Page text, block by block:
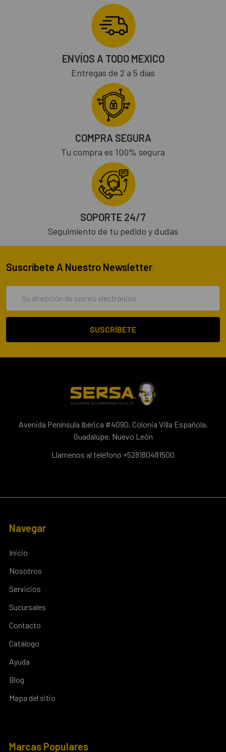
ENVÍOS A TODO MEXICO
Entregas de 2 a 5 días
COMPRA SEGURA
Tu compra es 100% segura
SOPORTE 24/7
Seguimiento de tu pedido y dudas
Suscríbete A Nuestro Newsletter
correo
Avenida Península Ibérica #4090, Colonia Villa Española,
Guadalupe, Nuevo León
Llamenos al teléfono +528180481500
Navegar
Inicio
Nosotros
Servicios
Sucursales
Contacto
Catálogo
Ayuda
Blog
Mapa del sitio
Marcas Populares